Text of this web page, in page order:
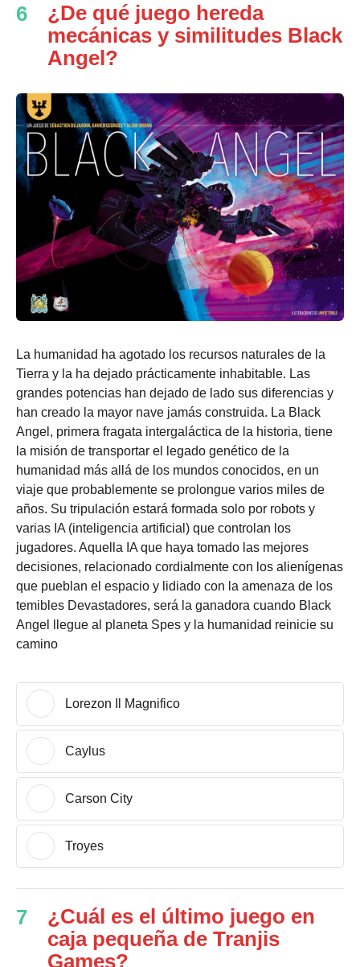
6
¿De qué juego hereda
mecánicas y similitudes Black
Angel?
La humanidad ha agotado los recursos naturales de la
Tierra y la ha dejado prácticamente inhabitable. Las
grandes potencias han dejado de lado sus diferencias y
han creado la mayor nave jamás construida. La Black
Angel, primera fragata intergaláctica de la historia, tiene
la misión de transportar el legado genético de la
humanidad más allá de los mundos conocidos, en un
viaje que probablemente se prolongue varios miles de
años. Su tripulación estará formada solo por robots y
varias IA (inteligencia artificial) que controlan los
jugadores. Aquella IA que haya tomado las mejores
decisiones, relacionado cordialmente con los alienígenas
que pueblan el espacio y lidiado con la amenaza de los
temibles Devastadores, será la ganadora cuando Black
Angel llegue al planeta Spes y la humanidad reinicie su
camino
Lorezon Il Magnifico
Caylus
Carson City
Troyes
7
¿Cuál es el último juego en
caja pequeña de Tranjis
Games?